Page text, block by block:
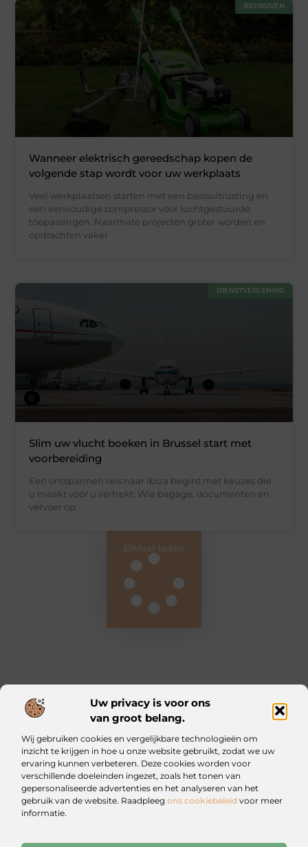
Uw privacy is voor ons
van groot belang.
Wij gebruiken cookies en vergelijkbare technologieën om
inzicht te krijgen in hoe u onze website gebruikt, zodat we uw
ervaring kunnen verbeteren. Deze cookies worden voor
verschillende doeleinden ingezet, zoals het tonen van
gepersonaliseerde advertenties en het analyseren van het
gebruik van de website. Raadpleeg ons cookiebeleid voor meer
informatie.
BEDRIJVEN
Wanneer elektrisch gereedschap kopen de
volgende stap wordt voor uw werkplaats
Veel werkplaatsen starten met een basisuitrusting en
een eenvoudige compressor voor luchtgestuurde
toepassingen. Naarmate projecten groter worden en
opdrachten vaker
DIENSTVERLENING
Slim uw vlucht boeken in Brussel start met
voorbereiding
Een ontspannen reis naar Ibiza begint met keuzes die
u maakt vóór u vertrekt. Wie bagage, documenten en
vervoer op
Meer laden
Main Links
Iztougoud.be: Voor wie nieuwsgierig blijft
Blogs vol inspiratie en praktische wijsheid.